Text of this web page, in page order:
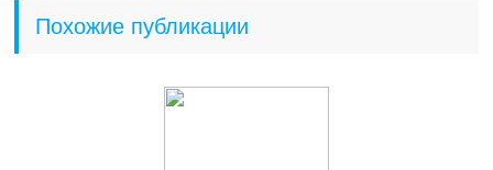
Похожие публикации